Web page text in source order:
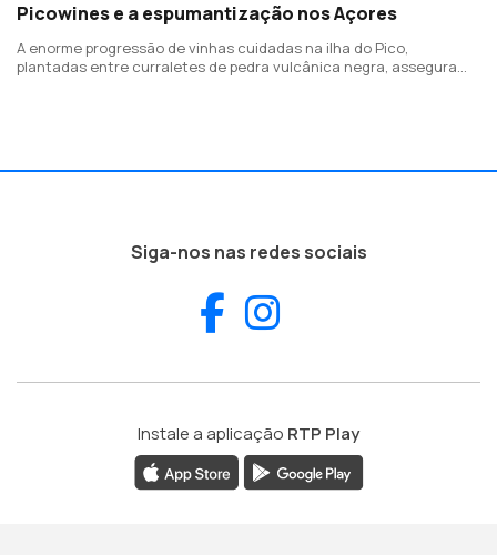
Picowines e a espumantização nos Açores
A enorme progressão de vinhas cuidadas na ilha do Pico,
plantadas entre curraletes de pedra vulcânica negra, assegura
Siga-nos nas redes sociais
Facebook
Instale a aplicação RTP Play